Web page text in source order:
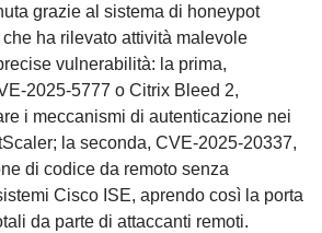
grazie al sistema di honeypot
ha rilevato attività malevole
vulnerabilità: la prima,
2025-5777 o Citrix Bleed 2,
i meccanismi di autenticazione nei
la seconda, CVE-2025-20337,
di codice da remoto senza
Cisco ISE, aprendo così la porta
da parte di attaccanti remoti.